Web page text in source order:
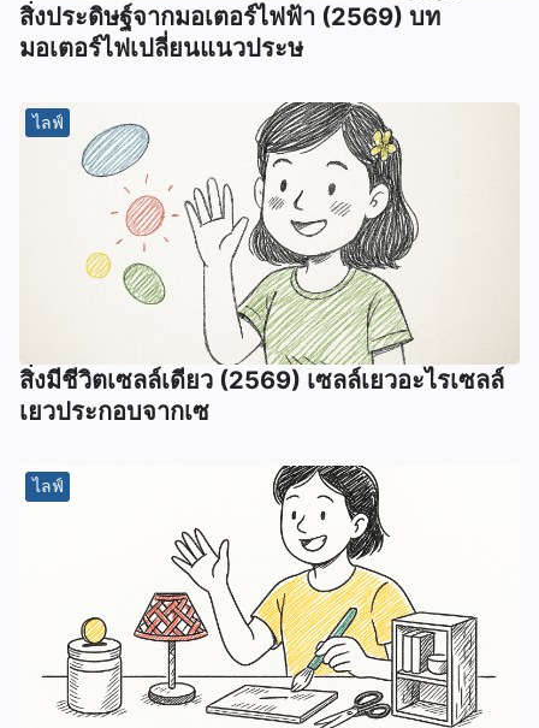
สิ่งประดิษฐ์จากมอเตอร์ไฟฟ้า (2569) บท
มอเตอร์ไฟเปลี่ยนแนวประษ
ไลฟ์
สิ่งมีชีวิตเซลล์เดียว (2569) เซลล์เยวอะไรเซลล์
เยวประกอบจากเซ
ไลฟ์